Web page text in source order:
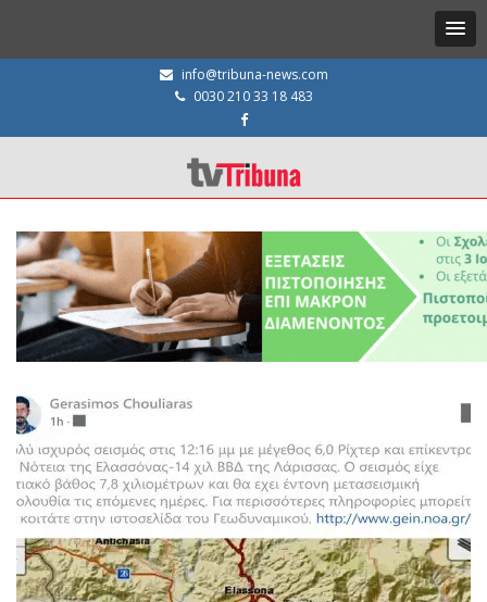
info@tribuna-news.com
0030 210 33 18 483